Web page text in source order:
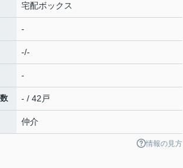
宅配ボックス
-
-/-
-
- / 42戸
仲介
情報の見方